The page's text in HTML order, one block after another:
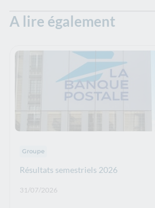
A lire également
Thématiques : :
Groupe
Résultats semestriels 2026
Date de publication: :
31/07/2026